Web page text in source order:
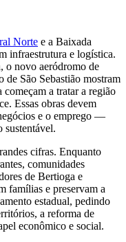
Norte e a Baixada
infraestrutura e logística.
o novo aeródromo de
de São Sebastião mostram
a tratar a região
Essas obras devem
e o emprego —
sustentável.
cifras. Enquanto
comunidades
de Bertioga e
famílias e preservam a
estadual, pedindo
a reforma de
econômico e social.